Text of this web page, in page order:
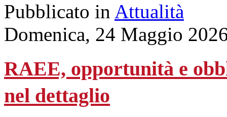
Pubblicato in Attualità
Domenica, 24 Maggio
RAEE, opportunità e
nel dettaglio